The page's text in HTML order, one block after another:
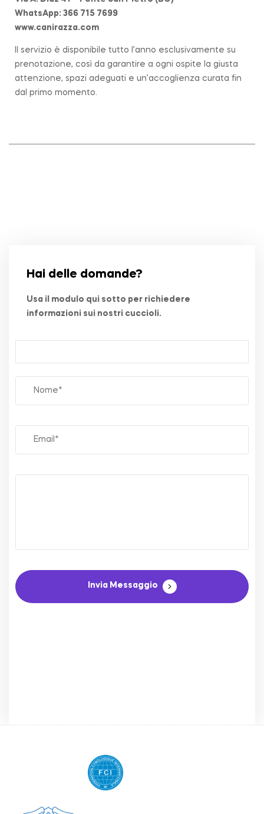
WhatsApp: 366 715 7699
www.canirazza.com
Il servizio è disponibile tutto l’anno esclusivamente su
prenotazione, così da garantire a ogni ospite la giusta
attenzione, spazi adeguati e un’accoglienza curata fin
dal primo momento.
Hai delle domande?
Usa il modulo qui sotto per richiedere
informazioni sui nostri cuccioli.
Invia Messaggio